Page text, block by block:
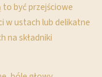
to być przejściowe
w ustach lub delikatne
na składniki